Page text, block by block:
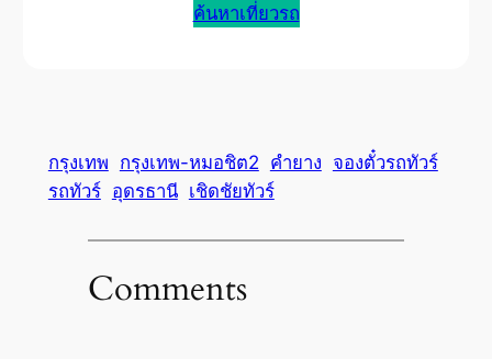
ค้นหาเที่ยวรถ
กรุงเทพ กรุงเทพ-หมอชิต2 คำยาง จองตั๋วรถทัวร์
รถทัวร์ อุดรธานี เชิดชัยทัวร์
Comments